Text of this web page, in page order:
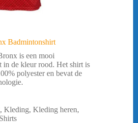
Badmintonshirt
is een mooi
in de kleur rood. Het shirt is
polyester en bevat de
, Kleding, Kleding heren,
Shirts